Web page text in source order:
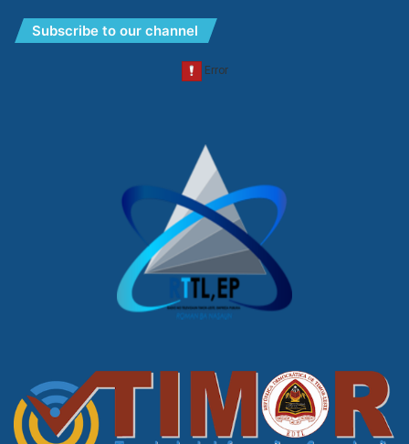
Subscribe to our channel